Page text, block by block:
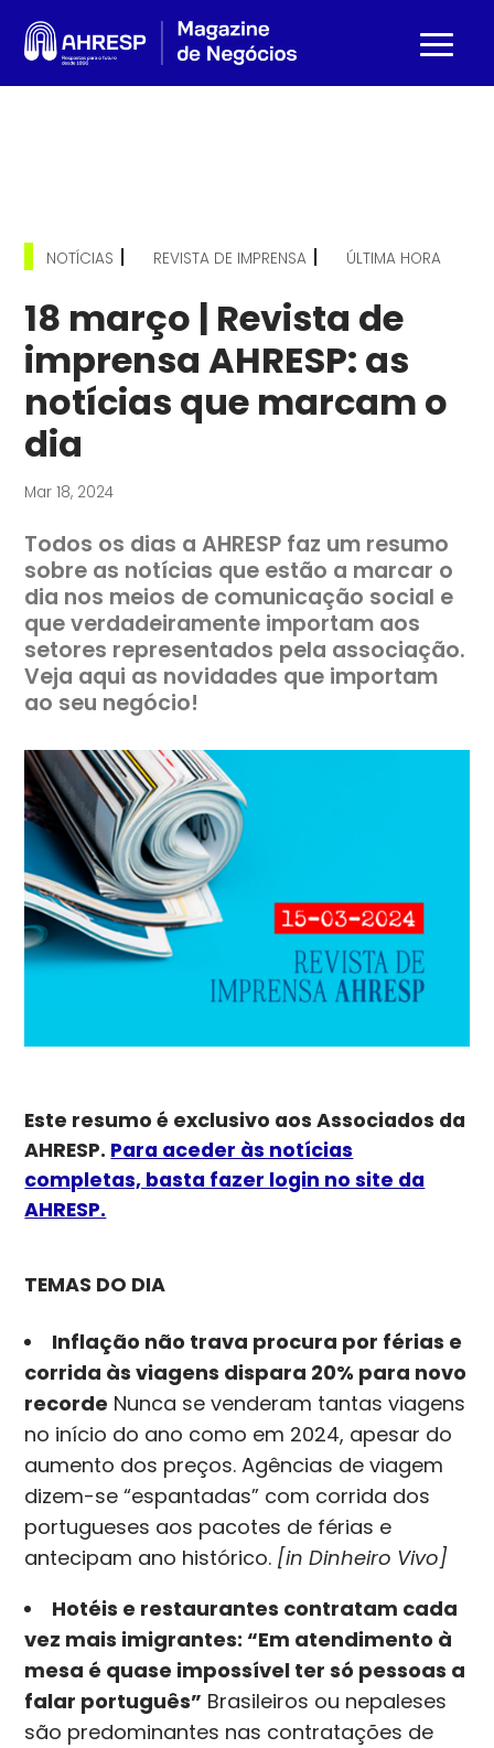
NOTÍCIAS | REVISTA DE IMPRENSA | ÚLTIMA HORA
18 março | Revista de
imprensa AHRESP: as
notícias que marcam o
dia
Mar 18, 2024
Todos os dias a AHRESP faz um resumo
sobre as notícias que estão a marcar o
dia nos meios de comunicação social e
que verdadeiramente importam aos
setores representados pela associação.
Veja aqui as novidades que importam
ao seu negócio!
Este resumo é exclusivo aos Associados da
AHRESP. Para aceder às notícias
completas, basta fazer login no site da
AHRESP.
TEMAS DO DIA
Inflação não trava procura por férias e
corrida às viagens dispara 20% para novo
recorde Nunca se venderam tantas viagens
no início do ano como em 2024, apesar do
aumento dos preços. Agências de viagem
dizem-se “espantadas” com corrida dos
portugueses aos pacotes de férias e
antecipam ano histórico. [in Dinheiro Vivo]
Hotéis e restaurantes contratam cada
vez mais imigrantes: “Em atendimento à
mesa é quase impossível ter só pessoas a
falar português” Brasileiros ou nepaleses
são predominantes nas contratações de